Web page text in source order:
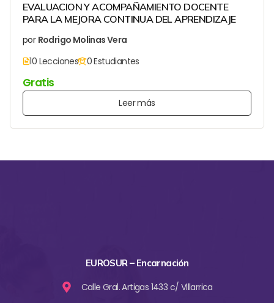
EVALUACION Y ACOMPAÑAMIENTO DOCENTE
PARA LA MEJORA CONTINUA DEL APRENDIZAJE
por Rodrigo Molinas Vera
10 Lecciones
0 Estudiantes
Gratis
Leer más
EUROSUR – Encarnación
Calle Gral. Artigas 1433 c/ Villarrica